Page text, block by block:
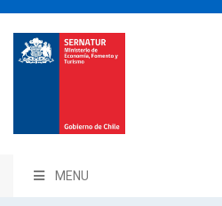
MENU